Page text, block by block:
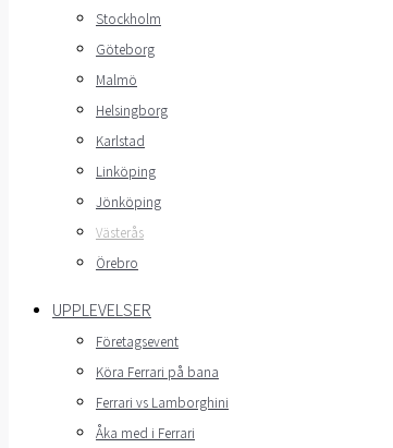
Stockholm
Göteborg
Malmö
Helsingborg
Karlstad
Linköping
Jönköping
Västerås
Örebro
UPPLEVELSER
Företagsevent
Köra Ferrari på bana
Ferrari vs Lamborghini
Åka med i Ferrari